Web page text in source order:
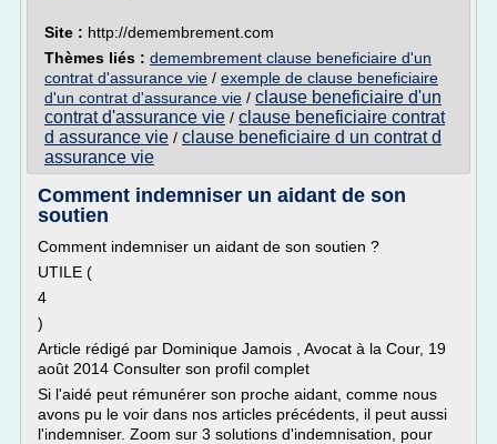
Site : http://demembrement.com
Thèmes liés : demembrement clause beneficiaire d'un
contrat d'assurance vie / exemple de clause beneficiaire
d'un contrat d'assurance vie / clause beneficiaire d'un
contrat d'assurance vie / clause beneficiaire contrat
d assurance vie / clause beneficiaire d un contrat d
assurance vie
Comment indemniser un aidant de son
soutien
Comment indemniser un aidant de son soutien ?
UTILE (
4
)
Article rédigé par Dominique Jamois , Avocat à la Cour, 19
août 2014 Consulter son profil complet
Si l'aidé peut rémunérer son proche aidant, comme nous
avons pu le voir dans nos articles précédents, il peut aussi
l'indemniser. Zoom sur 3 solutions d'indemnisation, pour